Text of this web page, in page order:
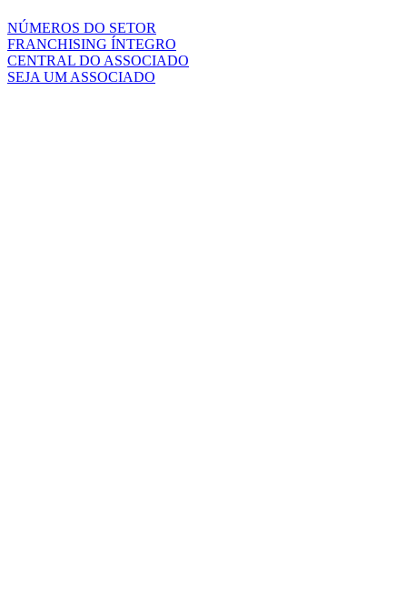
NÚMEROS DO SETOR
FRANCHISING ÍNTEGRO
CENTRAL DO ASSOCIADO
SEJA UM ASSOCIADO